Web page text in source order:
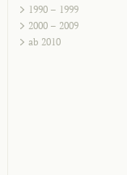
1990 – 1999
2000 – 2009
ab 2010